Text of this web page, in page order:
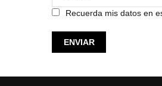
Recuerda mis datos en